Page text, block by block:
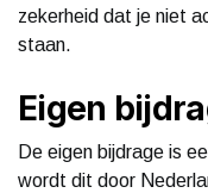
zekerheid dat je niet
staan.
Eigen
De eigen bijdrage is
wordt dit door